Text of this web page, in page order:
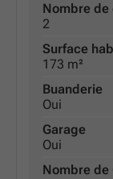
Nombre de
2
Surface
173 m²
Buanderie
Oui
Garage
Oui
Nombre de